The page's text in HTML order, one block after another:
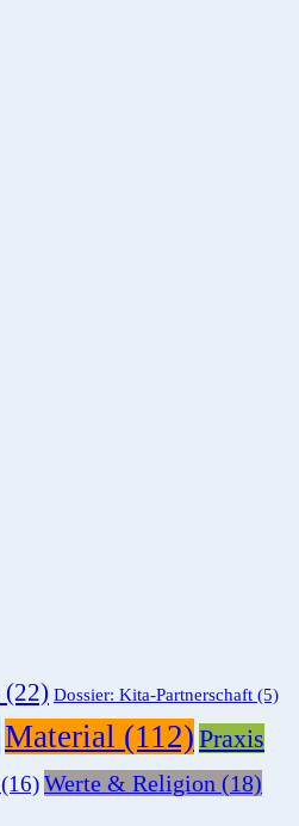
(22) Dossier: Kita-Partnerschaft (5)
Material (112) Praxis
(16)Werte & Religion (18)